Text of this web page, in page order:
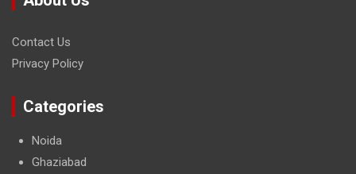
Contact Us
Privacy Policy
Categories
Noida
Ghaziabad